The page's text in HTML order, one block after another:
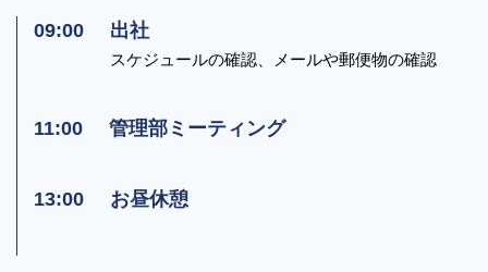
09:00 出社
スケジュールの確認、メールや郵便物の確認
11:00 管理部ミーティング
13:00 お昼休憩